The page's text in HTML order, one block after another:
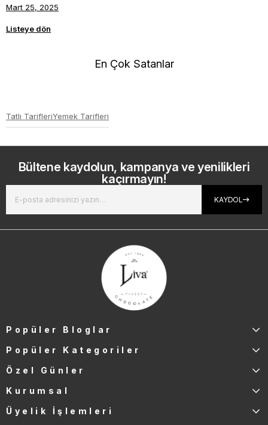
Mart 25, 2025
Listeye dön
En Çok Satanlar
Tatlı TarifleriYemek Tarifleri
Bültene kaydolun, kampanya ve yenilikleri
kaçırmayın!
KAYDOL
Popüler Bloglar
Popüler Kategoriler
Özel Günler
Kurumsal
Üyelik İşlemleri